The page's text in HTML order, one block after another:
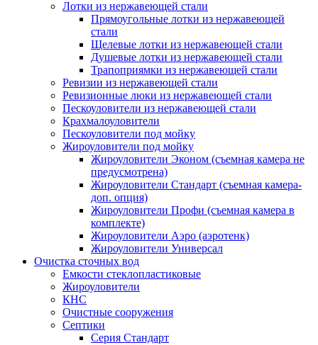
Лотки из нержавеющей стали
Прямоугольные лотки из нержавеющей
стали
Щелевые лотки из нержавеющей стали
Душевые лотки из нержавеющей стали
Трапоприямки из нержавеющей стали
Ревизии из нержавеющей стали
Ревизионные люки из нержавеющей стали
Пескоуловители из нержавеющей стали
Крахмалоуловители
Пескоуловители под мойку
Жироуловители под мойку
Жироуловители Эконом (съемная камера не
предусмотрена)
Жироуловители Стандарт (съемная камера-
доп. опция)
Жироуловители Профи (съемная камера в
комплекте)
Жироуловители Аэро (аэротенк)
Жироуловители Универсал
Очистка сточных вод
Емкости стеклопластиковые
Жироуловители
КНС
Очистные сооружения
Септики
Серия Стандарт